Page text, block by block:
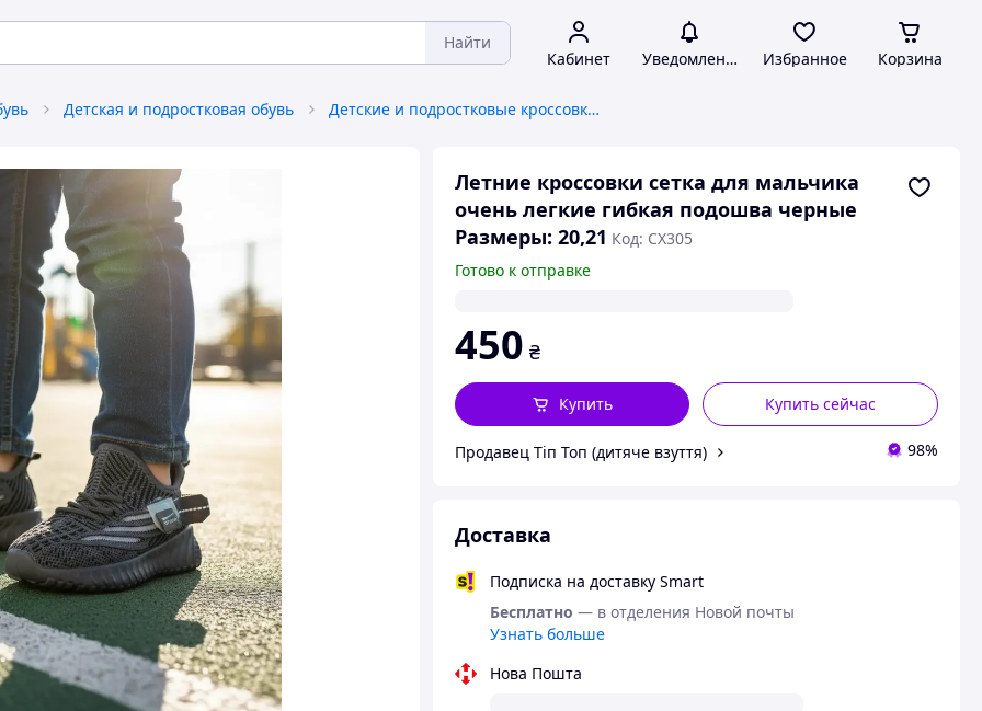
Найти
Кабинет Уведомления Избранное Корзина
Детская и подростковая обувь Детские и подростковые кроссовки, кеды
Летние кроссовки сетка для мальчика
очень легкие гибкая подошва черные
Размеры: 20,21 Код: СХ305
Готово к отправке
450 ₴
Купить сейчас
Купить
Продавец Тіп Топ (дитяче взуття) 98%
Доставка
Подписка на доставку Smart
Бесплатно — в отделения Новой почты
Узнать больше
Нова Пошта